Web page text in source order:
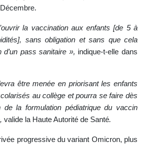
la vaccination aux enfants [de 5 à
sans obligation et sans que cela
d’un pass sanitaire », indique-t-elle dans
être menée en priorisant les enfants
au collège et pourra se faire dès
la formulation pédiatrique du vaccin
valide la Haute Autorité de Santé.
progressive du variant Omicron, plus